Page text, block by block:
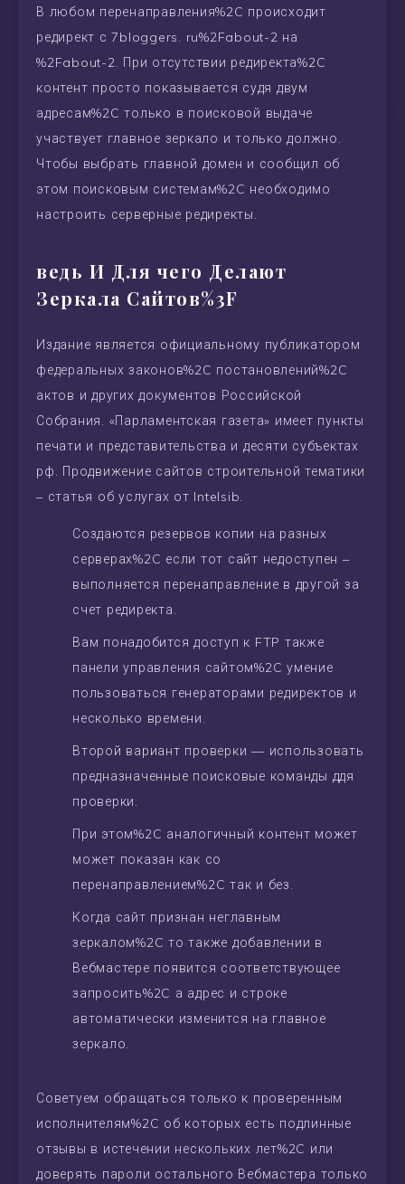
В любом перенаправления%2C происходит
редирект с 7bloggers. ru%2Fabout-2 на
%2Fabout-2. При отсутствии редиректа%2C
контент просто показывается судя двум
адресам%2C только в поисковой выдаче
участвует главное зеркало и только должно.
Чтобы выбрать главной домен и сообщил об
этом поисковым системам%2C необходимо
настроить серверные редиректы.
ведь И Для чего Делают
Зеркала Сайтов%3F
Издание является официальному публикатором
федеральных законов%2C постановлений%2C
актов и других документов Российской
Собрания. «Парламентская газета» имеет пункты
печати и представительства и десяти субъектах
рф. Продвижение сайтов строительной тематики
– статья об услугах от Intelsib.
Создаются резервов копии на разных
серверах%2C если тот сайт недоступен –
выполняется перенаправление в другой за
счет редиректа.
Вам понадобится доступ к FTP также
панели управления сайтом%2C умение
пользоваться генераторами редиректов и
несколько времени.
Второй вариант проверки — использовать
предназначенные поисковые команды ддя
проверки.
При этом%2C аналогичный контент может
может показан как со
перенаправлением%2C так и без.
Когда сайт признан неглавным
зеркалом%2C то также добавлении в
Вебмастере появится соответствующее
запросить%2C а адрес и строке
автоматически изменится на главное
зеркало.
Советуем обращаться только к проверенным
исполнителям%2C об которых есть подлинные
отзывы в истечении нескольких лет%2C или
доверять пароли остального Вебмастера только